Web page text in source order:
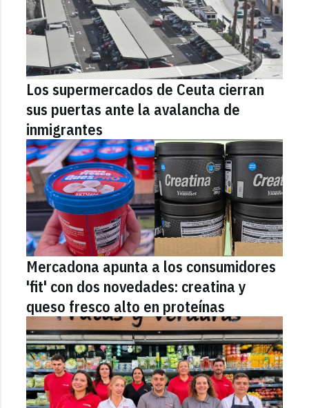
Los supermercados de Ceuta cierran
sus puertas ante la avalancha de
inmigrantes
Mercadona apunta a los consumidores
'fit' con dos novedades: creatina y
queso fresco alto en proteínas